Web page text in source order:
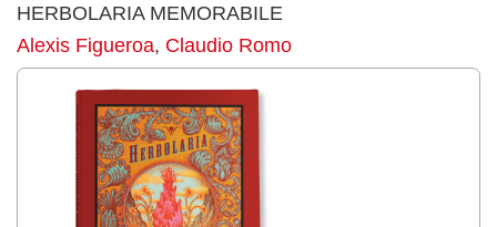
HERBOLARIA MEMORABILE
Alexis Figueroa, Claudio Romo